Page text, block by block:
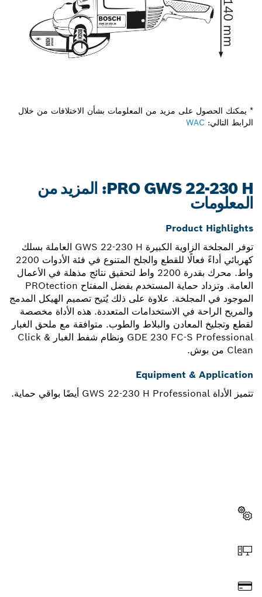
* يمكنك الحصول على مزيد من المعلومات بشأن الاختلافات من خلال
الرابط التالي: WAC
PRO GWS 22-230 H: المزيد من
المعلومات
Product Highlights
توفر المجلخة الزاوية الكبيرة GWS 22-230 H العاملة بسلك
كهربائي أداءً فعالًا للقطع والجلخ المتنوع في فئة الأدوات 2200
واط. محرك بقدرة 2200 واط لتحقيق نتائج مذهلة في الأعمال
العامة. وتزداد حماية المستخدم بفضل المفتاح PROtection
الموجود في المجلخة. علاوة على ذلك يُتيح تصميم الهيكل المدمج
والمريح الراحة في الاستخدامات المتعددة. هذه الأداة مخصصة
لقطع وتجليخ المعادن والبلاط والطوب. متوافقة مع ملحق الغبار
GDE 230 FC-S Professional ونظام شفط الغبار Click &
Clean من بوش.
Equipment & Application
تتميز الأداة GWS 22-230 H Professional أيضًا بواقي حماية.